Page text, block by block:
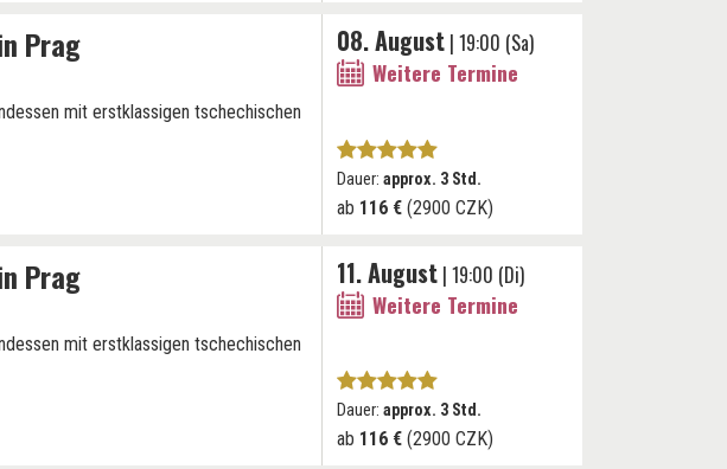
Prag
mit erstklassigen tschechischen
08. August | 19:00 (Sa)
Weitere Termine
Dauer: approx. 3 Std.
ab 116 € (2900 CZK)
Prag
mit erstklassigen tschechischen
11. August | 19:00 (Di)
Weitere Termine
Dauer: approx. 3 Std.
ab 116 € (2900 CZK)